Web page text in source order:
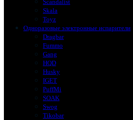
Scandalist
Skala
Toyz
Одноразовые электронные испарители
Dragbar
Fummo
Gang
HQD
Husky
IGET
PuffMi
SOAK
Swog
Tikobar